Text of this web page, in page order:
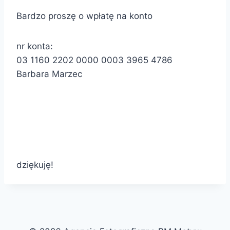
Bardzo proszę o wpłatę na konto
nr konta:
03 1160 2202 0000 0003 3965 4786
Barbara Marzec
dziękuję!